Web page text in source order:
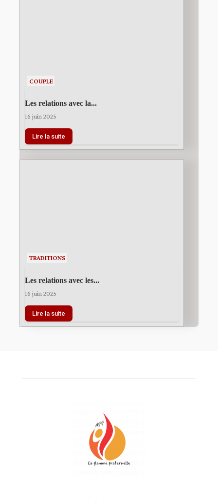
COUPLE
Les relations avec la...
16 juin 2025
Lire la suite
TRADITIONS
Les relations avec les...
16 juin 2025
Lire la suite